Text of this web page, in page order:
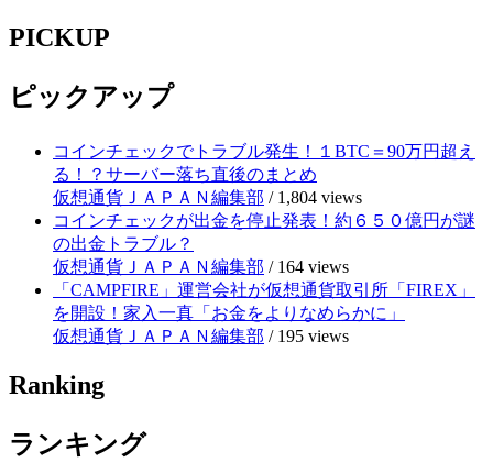
PICKUP
ピックアップ
コインチェックでトラブル発生！１BTC＝90万円超え
る！？サーバー落ち直後のまとめ
仮想通貨ＪＡＰＡＮ編集部 / 1,804 views
コインチェックが出金を停止発表！約６５０億円が謎
の出金トラブル？
仮想通貨ＪＡＰＡＮ編集部 / 164 views
「CAMPFIRE」運営会社が仮想通貨取引所「FIREX」
を開設！家入一真「お金をよりなめらかに」
仮想通貨ＪＡＰＡＮ編集部 / 195 views
Ranking
ランキング